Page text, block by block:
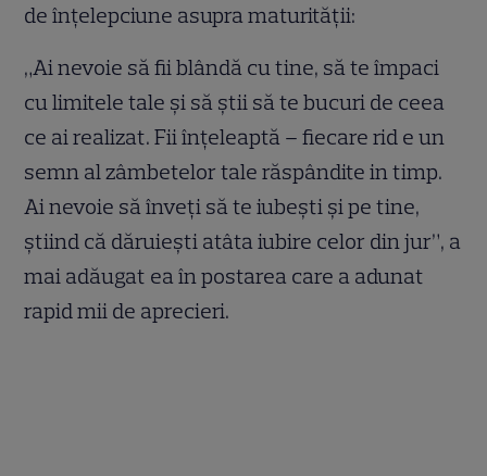
de înțelepciune asupra maturității:
„Ai nevoie să fii blândă cu tine, să te împaci
cu limitele tale și să știi să te bucuri de ceea
ce ai realizat. Fii înțeleaptă – fiecare rid e un
semn al zâmbetelor tale răspândite in timp.
Ai nevoie să înveți să te iubești și pe tine,
știind că dăruiești atâta iubire celor din jur”, a
mai adăugat ea în postarea care a adunat
rapid mii de aprecieri.